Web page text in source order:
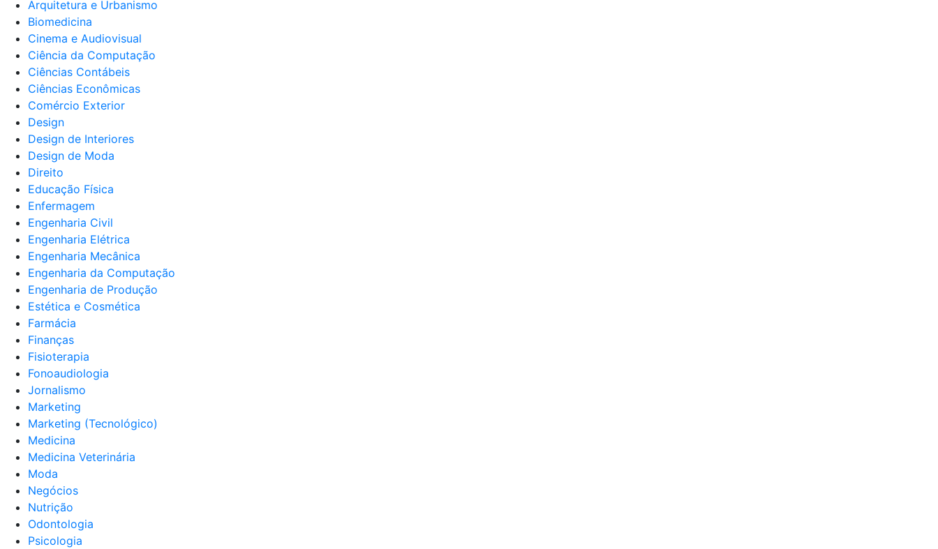
Arquitetura e Urbanismo
Biomedicina
Cinema e Audiovisual
Ciência da Computação
Ciências Contábeis
Ciências Econômicas
Comércio Exterior
Design
Design de Interiores
Design de Moda
Direito
Educação Física
Enfermagem
Engenharia Civil
Engenharia Elétrica
Engenharia Mecânica
Engenharia da Computação
Engenharia de Produção
Estética e Cosmética
Farmácia
Finanças
Fisioterapia
Fonoaudiologia
Jornalismo
Marketing
Marketing (Tecnológico)
Medicina
Medicina Veterinária
Moda
Negócios
Nutrição
Odontologia
Psicologia